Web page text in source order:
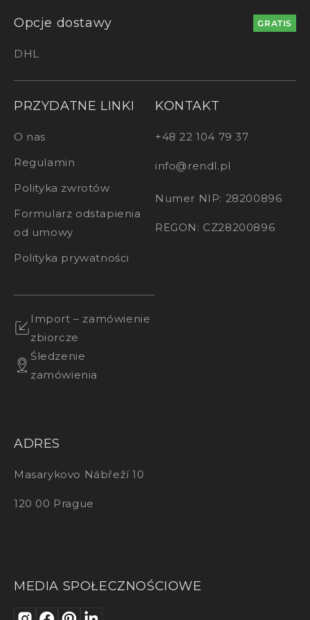
warstwy zwiększa elastyczność i pozwala tworzyć
różnorodne sceny świetlne.
Trwała wartość polega na połączeniu solidnego
odporności materiału. W przestrzeni mieszkalnej
drewniana lampa to nie tylko dekoracja, lecz
Opcje dostawy GRATIS
DHL
PRZYDATNE LINKI
O nas
Regulamin
Polityka zwrotów
Formularz odstapienia
od umowy
Polityka prywatności
Import – zamówienie
zbiorcze
Śledzenie
zamówienia
KONTAKT
+48 22 104 79 37
info@rendl.pl
Numer NIP: 28200896
REGON: CZ28200896
ADRES
Masarykovo Nábřeží 10
120 00 Prague
MEDIA SPOŁECZNOŚCIOWE